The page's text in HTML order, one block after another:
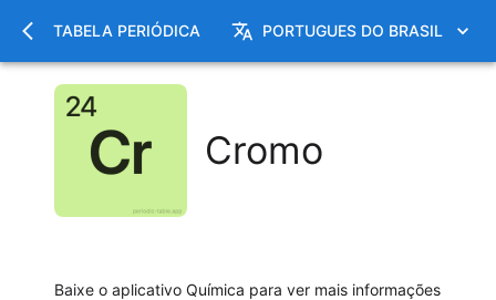
TABELA PERIÓDICA PORTUGUES DO BRASIL
Cromo
Baixe o aplicativo Química para ver mais informações